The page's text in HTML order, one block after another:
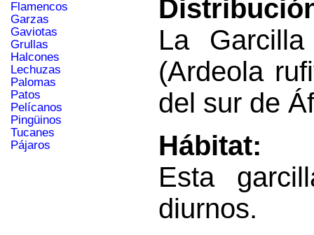
Flamencos
Garzas
Gaviotas
Grullas
Halcones
Lechuzas
Palomas
Patos
Pelícanos
Pingüinos
Tucanes
Pájaros
La
(Ardeola
del sur de
Hábitat:
Esta
diurnos.